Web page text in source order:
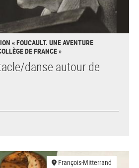
« FOUCAULT. UNE AVENTURE
DE FRANCE »
danse autour de
François-Mitterrand